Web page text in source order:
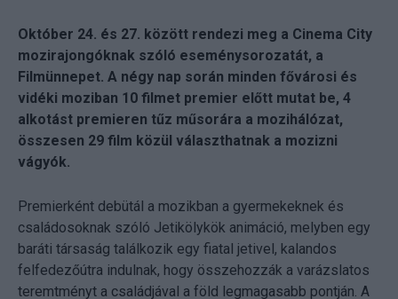
Október 24. és 27. között rendezi meg a Cinema City
mozirajongóknak szóló eseménysorozatát, a
Filmünnepet. A négy nap során minden fővárosi és
vidéki moziban 10 filmet premier előtt mutat be, 4
alkotást premieren tűz műsorára a mozihálózat,
összesen 29 film közül választhatnak a mozizni
vágyók.
Premierként debütál a mozikban a gyermekeknek és
családosoknak szóló Jetikölykök animáció, melyben egy
baráti társaság találkozik egy fiatal jetivel, kalandos
felfedezőútra indulnak, hogy összehozzák a varázslatos
teremtményt a családjával a föld legmagasabb pontján. A